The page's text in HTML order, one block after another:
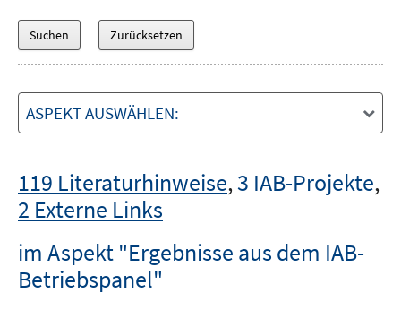
ASPEKT AUSWÄHLEN:
119 Literaturhinweise,3 IAB-Projekte,
2 Externe Links
im Aspekt "Ergebnisse aus dem IAB-
Betriebspanel"